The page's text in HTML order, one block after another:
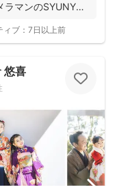
マンのSYUNYA
ブ： 7日以上前
悠喜